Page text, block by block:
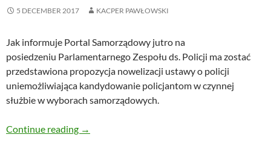
5 DECEMBER 2017 KACPER PAWŁOWSKI
Jak informuje Portal Samorządowy jutro na
posiedzeniu Parlamentarnego Zespołu ds. Policji ma zostać
przedstawiona propozycja nowelizacji ustawy o policji
uniemożliwiająca kandydowanie policjantom w czynnej
służbie w wyborach samorządowych.
Continue reading Zakaz kandydowania w wyborach
→